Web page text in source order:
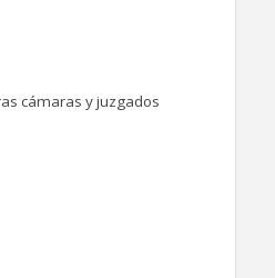
cámaras y juzgados